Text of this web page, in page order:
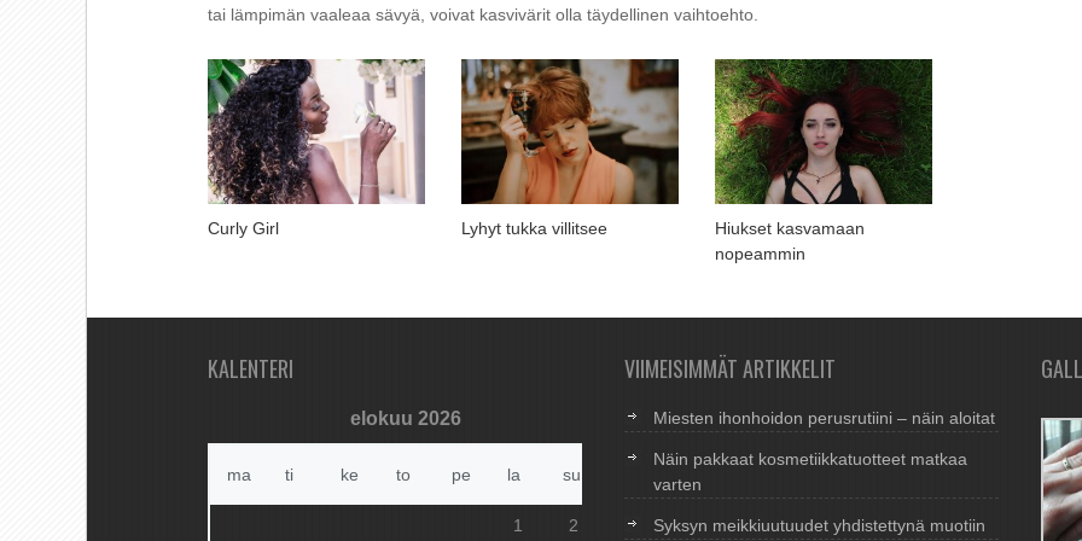
tai lämpimän vaaleaa sävyä, voivat kasvivärit olla täydellinen vaihtoehto.
Curly Girl Lyhyt tukka villitsee
Hiukset kasvamaan
nopeammin
KALENTERI
elokuu 2026
ma ti ke to pe la su
1 2
VIIMEISIMMÄT ARTIKKELIT
Miesten ihonhoidon perusrutiini – näin aloitat
Näin pakkaat kosmetiikkatuotteet matkaa
varten
Syksyn meikkiuutuudet yhdistettynä muotiin